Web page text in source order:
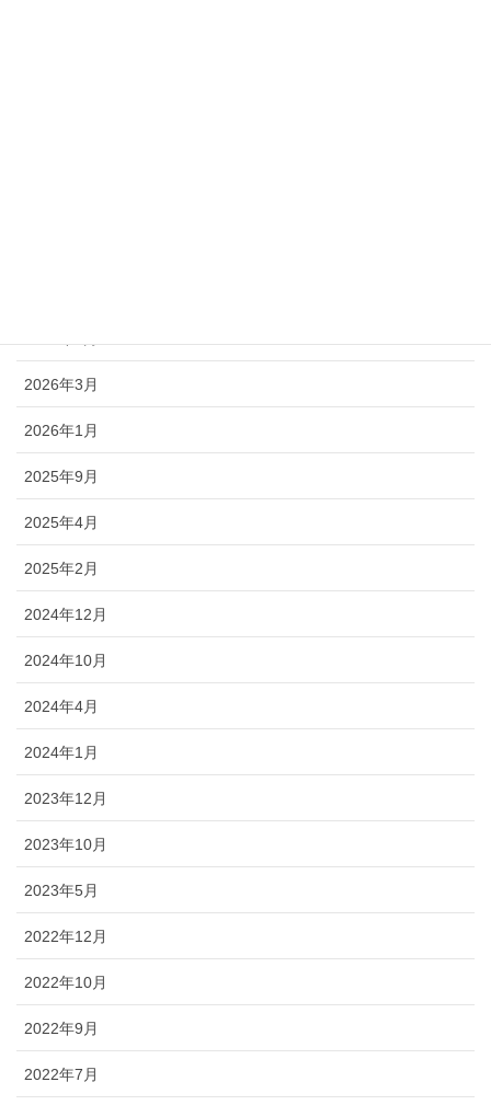
2026年3月
2026年1月
2025年9月
2025年4月
2025年2月
2024年12月
2024年10月
2024年4月
2024年1月
2023年12月
2023年10月
2023年5月
2022年12月
2022年10月
2022年9月
2022年7月